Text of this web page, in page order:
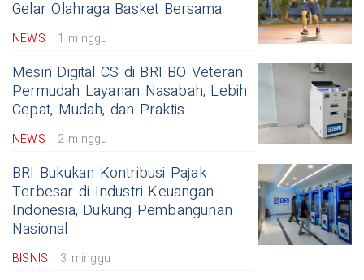
Gelar Olahraga Basket Bersama
NEWS 1 minggu
Mesin Digital CS di BRI BO Veteran
Permudah Layanan Nasabah, Lebih
Cepat, Mudah, dan Praktis
NEWS 2 minggu
BRI Bukukan Kontribusi Pajak
Terbesar di Industri Keuangan
Indonesia, Dukung Pembangunan
Nasional
BISNIS 3 minggu